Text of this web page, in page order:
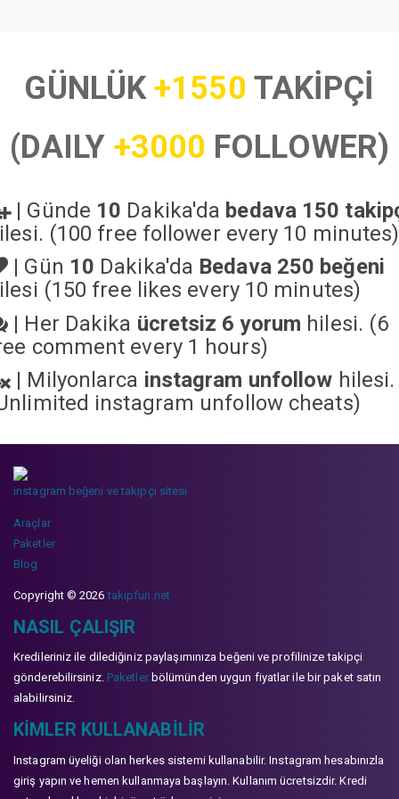
GÜNLÜK+1550 TAKİPÇİ
(DAILY +3000 FOLLOWER)
| Günde 10 Dakika'da bedava 150
(100 free follower every 10 minutes)
| Gün 10 Dakika'da Bedava 250 beğeni
(150 free likes every 10 minutes)
| Her Dakika ücretsiz 6 yorum hilesi. (6
comment every 1 hours)
| Milyonlarca instagram unfollow hilesi.
instagram unfollow cheats)
instagram beğeni ve takipçi sitesi
Araçlar
Paketler
Blog
Copyright © 2026takipfun.net
NASIL ÇALIŞIR
Kredileriniz ile dilediğiniz paylaşımınıza beğeni ve profilinize takipçi
gönderebilirsiniz. Paketlerbölümünden uygun fiyatlar ile bir paket satın
alabilirsiniz.
KIMLER KULLANABILIR
Instagram üyeliği olan herkes sistemi kullanabilir. Instagram hesabınızla
giriş yapın ve hemen kullanmaya başlayın. Kullanım ücretsizdir. Kredi